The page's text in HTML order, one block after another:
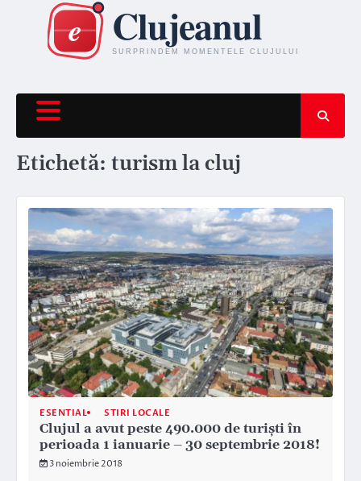
content
Etichetă: turism la cluj
ESENTIAL STIRI LOCALE
Clujul a avut peste 490.000 de turişti în
perioada 1 ianuarie – 30 septembrie 2018!
3 noiembrie 2018